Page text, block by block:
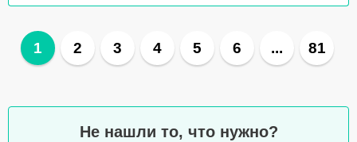
1 2 3 4 5 6 ... 81
Не нашли то, что нужно?